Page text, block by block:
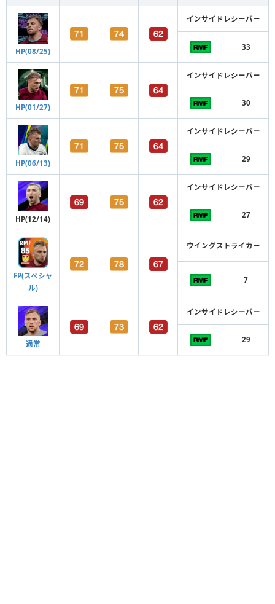
HP(08/25)
インサイドレシーバー
33
HP(01/27)
インサイドレシーバー
30
HP(06/13)
インサイドレシーバー
29
HP(12/14)
インサイドレシーバー
27
FP(スペシャ
ル)
ウイングストライカー
7
通常
インサイドレシーバー
29